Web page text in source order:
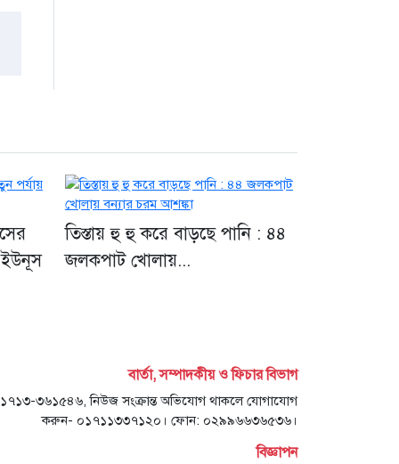
ইউনূস
তিস্তায় হু হু করে বাড়ছে পানি : ৪৪
জলকপাট খোলায়...
বার্তা, সম্পাদকীয় ও ফিচার বিভাগ
৩৬১৫৪৬, নিউজ সংক্রান্ত অভিযোগ থাকলে যোগাযোগ
করুন- ০১৭১১৩৩৭১২০। ফোন: ০২৯৯৬৬৩৬৫৩৬।
বিজ্ঞাপন